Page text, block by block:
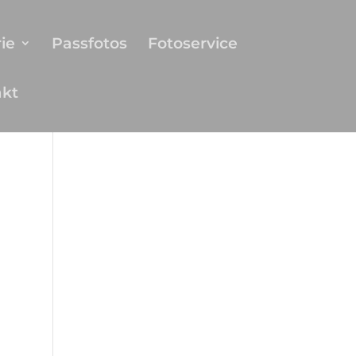
Passfotos Fotoservice